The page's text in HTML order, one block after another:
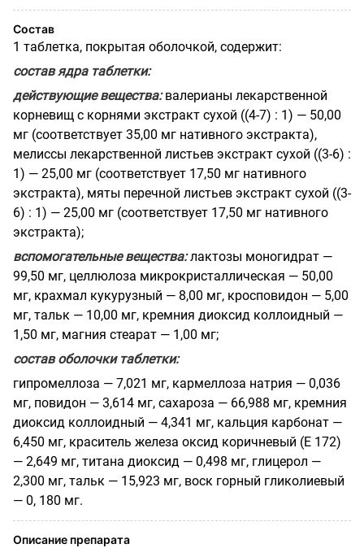
Состав
1 таблетка, покрытая оболочкой, содержит:
состав ядра таблетки:
действующие вещества:валерианы лекарственной
корневищ с корнями экстракт сухой ((4-7) : 1) — 50,00
мг (соответствует 35,00 мг нативного экстракта),
мелиссы лекарственной листьев экстракт сухой ((3-6) :
1) — 25,00 мг (соответствует 17,50 мг нативного
экстракта), мяты перечной листьев экстракт сухой ((3-
6) : 1) — 25,00 мг (соответствует 17,50 мг нативного
экстракта);
вспомогательные вещества:лактозы моногидрат —
99,50 мг, целлюлоза микрокристаллическая — 50,00
мг, крахмал кукурузный — 8,00 мг, кросповидон — 5,00
мг, тальк — 10,00 мг, кремния диоксид коллоидный —
1,50 мг, магния стеарат — 1,00 мг;
состав оболочки таблетки:
гипромеллоза — 7,021 мг, кармеллоза натрия — 0,036
мг, повидон — 3,614 мг, сахароза — 66,988 мг, кремния
диоксид коллоидный — 4,341 мг, кальция карбонат —
6,450 мг, краситель железа оксид коричневый (Е 172)
— 2,649 мг, титана диоксид — 0,498 мг, глицерол —
2,300 мг, тальк — 15,923 мг, воск горный гликолиевый
— 0, 180 мг.
Описание препарата